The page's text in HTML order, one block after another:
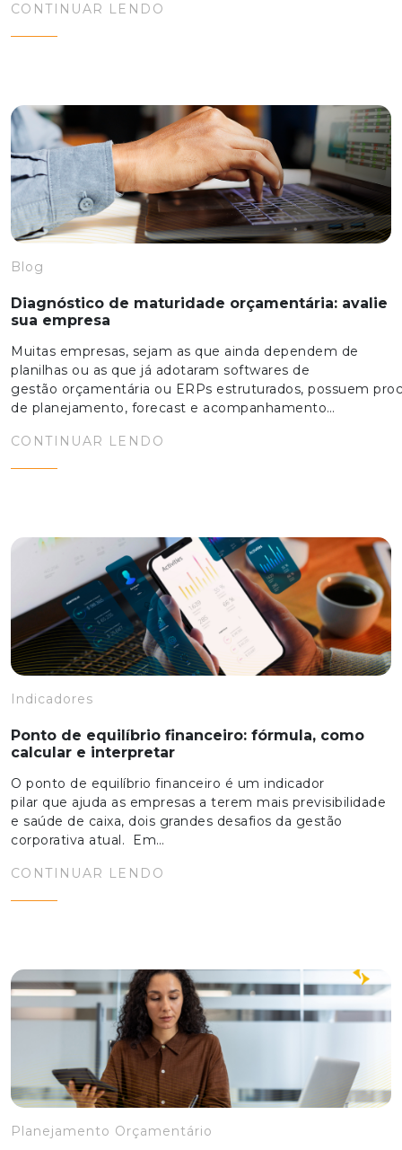
CONTINUAR LENDO
Blog
Diagnóstico de maturidade orçamentária: avalie
sua empresa
Muitas empresas, sejam as que ainda dependem de
planilhas ou as que já adotaram softwares de
gestão orçamentária ou ERPs estruturados, possuem
de planejamento, forecast e acompanhamento…
CONTINUAR LENDO
Indicadores
Ponto de equilíbrio financeiro: fórmula, como
calcular e interpretar
O ponto de equilíbrio financeiro é um indicador
pilar que ajuda as empresas a terem mais previsibilidade
e saúde de caixa, dois grandes desafios da gestão
corporativa atual. Em…
CONTINUAR LENDO
Planejamento Orçamentário